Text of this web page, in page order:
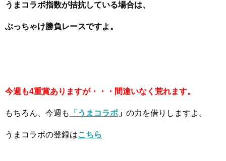
うまコラボ指数が拮抗している場合は、
ぶっちゃけ勝負レースですよ。
今週も4重賞ありますが・・・間違いなく荒れます。
もちろん、今週も 「うまコラボ 」 の力を借りしますよ。
うまコラボの登録はこちら